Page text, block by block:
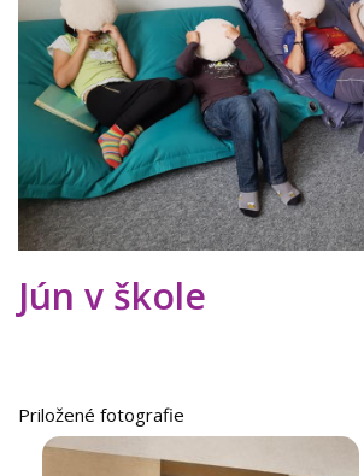
EDUPAGE
FACEBOOK
OZ ŠKRUPINKA
KONTAKTY
Jún v škole
Priložené fotografie